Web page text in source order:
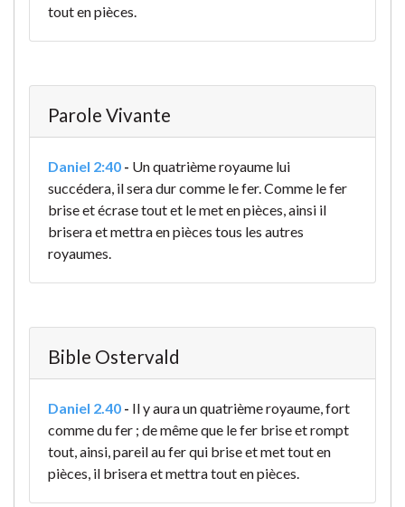
tout en pièces.
Parole Vivante
Daniel 2:40 - Un quatrième royaume lui
succédera, il sera dur comme le fer. Comme le fer
brise et écrase tout et le met en pièces, ainsi il
brisera et mettra en pièces tous les autres
royaumes.
Bible Ostervald
Daniel 2.40 - Il y aura un quatrième royaume, fort
comme du fer ; de même que le fer brise et rompt
tout, ainsi, pareil au fer qui brise et met tout en
pièces, il brisera et mettra tout en pièces.